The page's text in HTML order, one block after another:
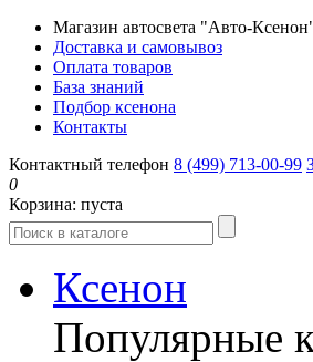
Магазин автосвета "Авто-
Доставка и самовывоз
Оплата товаров
База знаний
Подбор ксенона
Контакты
Контактный телефон 8 (499) 713-00-99
0
Корзина: пуста
Ксенон
Популярные